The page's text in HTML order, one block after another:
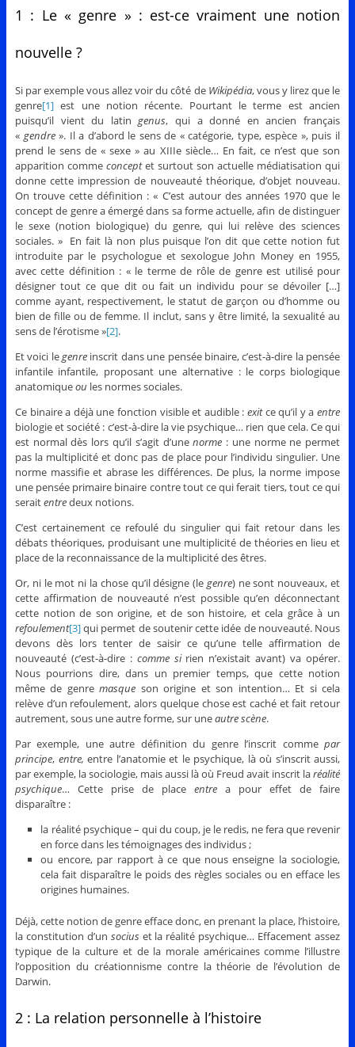
1 : Le « genre » : est-ce vraiment une notion
nouvelle ?
Si par exemple vous allez voir du côté de Wikipédia, vous y lirez que le
genre[1]est une notion récente. Pourtant le terme est ancien
puisqu’il vient du latingenus, qui a donné en ancien français
« gendre». Il a d’abord le sens de « catégorie, type, espèce », puis il
prend le sens de « sexe » au XIIIe siècle… En fait, ce n’est que son
apparition comme conceptet surtout son actuelle médiatisation qui
donne cette impression de nouveauté théorique, d’objet nouveau.
On trouve cette définition : « C’est autour des années 1970 que le
concept de genre a émergé dans sa forme actuelle, afin de distinguer
le sexe (notion biologique) du genre, qui lui relève des sciences
sociales. » En fait là non plus puisque l’on dit que cette notion fut
introduite par le psychologue et sexologue John Money en 1955,
avec cette définition : « le terme de rôle de genre est utilisé pour
désigner tout ce que dit ou fait un individu pour se dévoiler […]
comme ayant, respectivement, le statut de garçon ou d’homme ou
bien de fille ou de femme. Il inclut, sans y être limité, la sexualité au
sens de l’érotisme »[2].
Et voici legenre inscrit dans une pensée binaire, c’est-à-dire la pensée
infantile infantile, proposant une alternative : le corps biologique
anatomiqueou les normes sociales.
Ce binaire a déjà une fonction visible et audible :exitce qu’il y aentre
biologie et société : c’est-à-dire la vie psychique… rien que cela. Ce qui
est normal dès lors qu’il s’agit d’unenorme : une norme ne permet
pas la multiplicité et donc pas de place pour l’individu singulier. Une
norme massifie et abrase les différences. De plus, la norme impose
une pensée primaire binaire contre tout ce qui ferait tiers, tout ce qui
seraitentredeux notions.
C’est certainement ce refoulé du singulier qui fait retour dans les
débats théoriques, produisant une multiplicité de théories en lieu et
place de la reconnaissance de la multiplicité des êtres.
Or, ni le mot ni la chose qu’il désigne (le genre) ne sont nouveaux, et
cette affirmation de nouveauté n’est possible qu’en déconnectant
cette notion de son origine, et de son histoire, et cela grâce à un
refoulement[3]qui permet de soutenir cette idée de nouveauté. Nous
devons dès lors tenter de saisir ce qu’une telle affirmation de
nouveauté (c’est-à-dire : comme sirien n’existait avant) va opérer.
Nous pourrions dire, dans un premier temps, que cette notion
même de genremasque son origine et son intention… Et si cela
relève d’un refoulement, alors quelque chose est caché et fait retour
autrement, sous une autre forme, sur uneautre scène.
Par exemple, une autre définition du genre l’inscrit commepar
principe, entre,entre l’anatomie et le psychique, là où s’inscrit aussi,
par exemple, la sociologie, mais aussi là où Freud avait inscrit laréalité
psychique… Cette prise de place entre a pour effet de faire
disparaître :
la réalité psychique – qui du coup, je le redis, ne fera que revenir
en force dans les témoignages des individus ;
ou encore, par rapport à ce que nous enseigne la sociologie,
cela fait disparaître le poids des règles sociales ou en efface les
origines humaines.
Déjà, cette notion de genre efface donc, en prenant la place, l’histoire,
la constitution d’un sociuset la réalité psychique… Effacement assez
typique de la culture et de la morale américaines comme l’illustre
l’opposition du créationnisme contre la théorie de l’évolution de
Darwin.
2 : La relation personnelle à l’histoire